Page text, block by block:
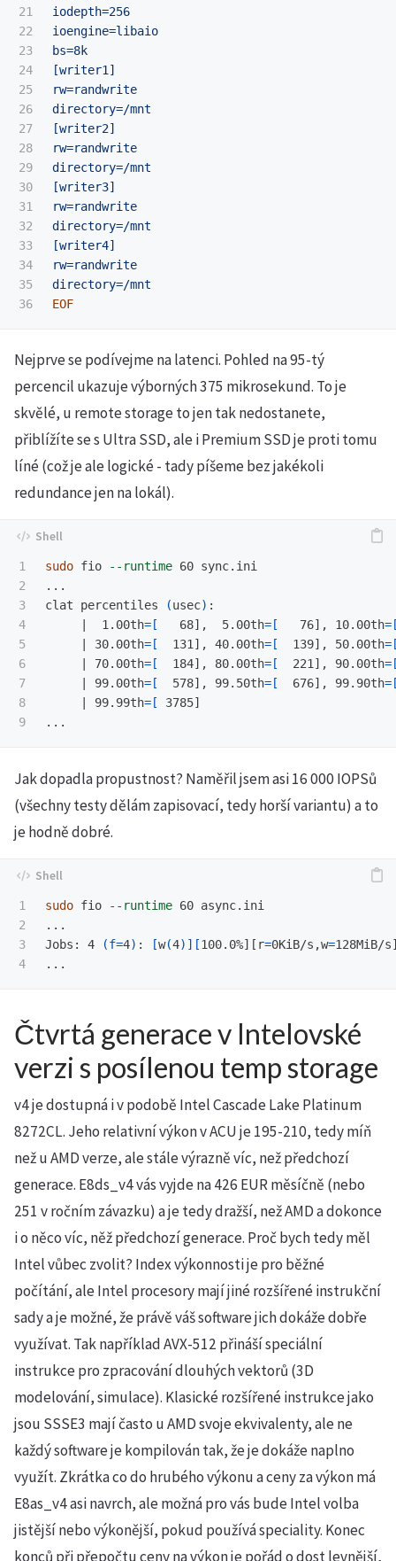
21
22
23
24
25
26
27
28
29
30
31
32
33
34
35
iodepth=256
ioengine=libaio
bs=8k
[writer1]
rw=randwrite
directory=/mnt
[writer2]
rw=randwrite
directory=/mnt
[writer3]
rw=randwrite
directory=/mnt
[writer4]
rw=randwrite
Nejprve se podívejme na latenci. Pohled na 95-tý
percencil ukazuje výborných 375 mikrosekund. To je
skvělé, u remote storage to jen tak nedostanete,
přiblížíte se s Ultra SSD, ale i Premium SSD je proti tomu
líné (což je ale logické - tady píšeme bez jakékoli
redundance jen na lokál).
1
2
3
4
5
6
7
8
sudo fio --runtime 60 sync.ini
...
clat percentiles
(usec) :
     |  1.00th
=[
   68],  5.00th
=[
   76], 10.00th
     | 30.00th
=[
  131], 40.00th
=[
  139], 50.00th
     | 70.00th
=[
  184], 80.00th
=[
  221], 90.00th
     | 99.00th
=[
  578], 99.50th
=[
  676], 99.90th
     | 99.99th
=[
3785]
Jak dopadla propustnost? Naměřil jsem asi 16 000 IOPSů
(všechny testy dělám zapisovací, tedy horší variantu) a to
je hodně dobré.
1
2
3
sudo fio --runtime 60 async.ini
...
Jobs: 4
(f=4) : [w(4)][100.0%][r=0KiB/s,w=128MiB/
Čtvrtá generace v Intelovské
verzi s posílenou temp storage
v4 je dostupná i v podobě Intel Cascade Lake Platinum
8272CL. Jeho relativní výkon v ACU je 195-210, tedy míň
než u AMD verze, ale stále výrazně víc, než předchozí
generace. E8ds_v4 vás vyjde na 426 EUR měsíčně (nebo
251 v ročním závazku) a je tedy dražší, než AMD a dokonce
i o něco víc, něž předchozí generace. Proč bych tedy měl
Intel vůbec zvolit? Index výkonnosti je pro běžné
počítání, ale Intel procesory mají jiné rozšířené instrukční
sady a je možné, že právě váš software jich dokáže dobře
využívat. Tak například AVX-512 přináší speciální
instrukce pro zpracování dlouhých vektorů (3D
modelování, simulace). Klasické rozšířené instrukce jako
jsou SSSE3 mají často u AMD svoje ekvivalenty, ale ne
každý software je kompilován tak, že je dokáže naplno
využít. Zkrátka co do hrubého výkonu a ceny za výkon má
E8as_v4 asi navrch, ale možná pro vás bude Intel volba
jistější nebo výkonější, pokud používá speciality. Konec
konců při přepočtu ceny na výkon je pořád o dost levnější,